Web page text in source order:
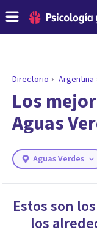
ENCONTRAR MI
psicólogo
Responde a
necesidades.
Directorio Argentina
Los
Aguas
Aguas Verdes
Estos son
los